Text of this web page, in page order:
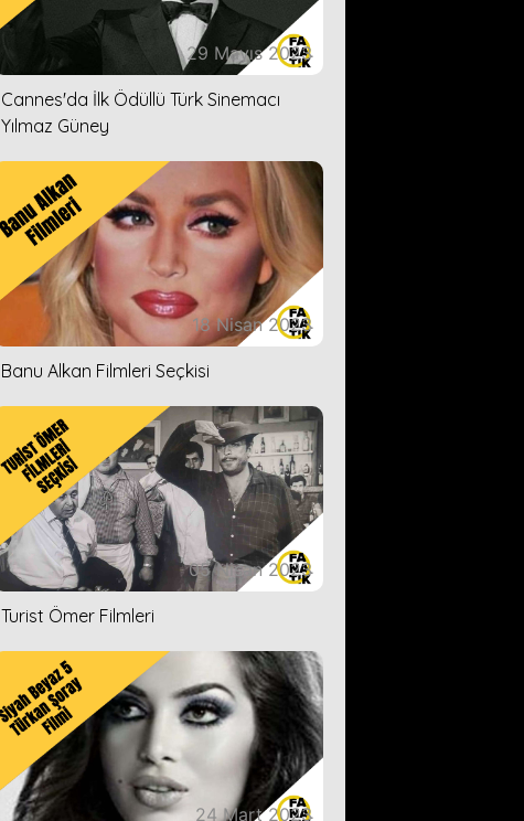
29 Mayıs 2023
Cannes'da İlk Ödüllü Türk Sinemacı
Yılmaz Güney
18 Nisan 2023
Banu Alkan Filmleri Seçkisi
05 Nisan 2023
Turist Ömer Filmleri
24 Mart 2023